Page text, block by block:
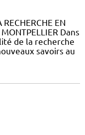
EN
Dans
de la recherche
savoirs au